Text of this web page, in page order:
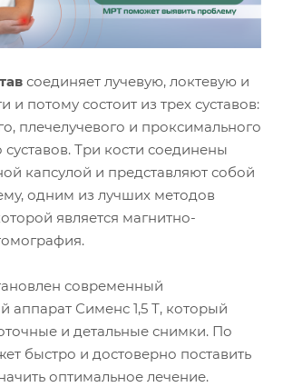
соединяет лучевую, локтевую и
и потому состоит из трех суставов:
плечелучевого и проксимального
суставов. Три кости соединены
капсулой и представляют собой
одним из лучших методов
является магнитно-
современный
аппарат Сименс 1,5 Т, который
и детальные снимки. По
быстро и достоверно поставить
оптимальное лечение.